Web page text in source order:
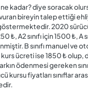
kadar? diye soracak
bireyin talep ettiği
2020
₺, A2 sınıfı için 1500 ₺, A
B sınıfı manuel ve
ücreti ise 1850 ₺ olup,
ödenmesi gereken
kursu fiyatları sınıflar